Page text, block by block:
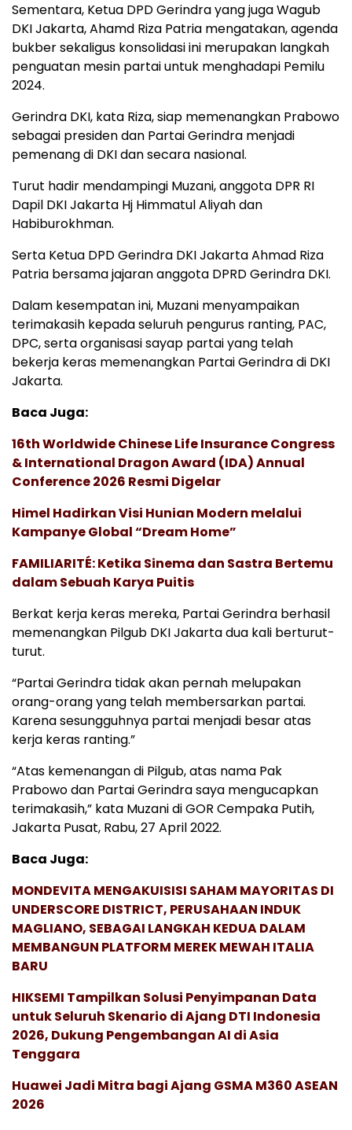
Sementara, Ketua DPD Gerindra yang juga Wagub
DKI Jakarta, Ahamd Riza Patria mengatakan, agenda
bukber sekaligus konsolidasi ini merupakan langkah
penguatan mesin partai untuk menghadapi Pemilu
2024.
Gerindra DKI, kata Riza, siap memenangkan Prabowo
sebagai presiden dan Partai Gerindra menjadi
pemenang di DKI dan secara nasional.
Turut hadir mendampingi Muzani, anggota DPR RI
Dapil DKI Jakarta Hj Himmatul Aliyah dan
Habiburokhman.
Serta Ketua DPD Gerindra DKI Jakarta Ahmad Riza
Patria bersama jajaran anggota DPRD Gerindra DKI.
Dalam kesempatan ini, Muzani menyampaikan
terimakasih kepada seluruh pengurus ranting, PAC,
DPC, serta organisasi sayap partai yang telah
bekerja keras memenangkan Partai Gerindra di DKI
Jakarta.
Baca Juga:
16th Worldwide Chinese Life Insurance Congress
& International Dragon Award (IDA) Annual
Conference 2026 Resmi Digelar
Himel Hadirkan Visi Hunian Modern melalui
Kampanye Global “Dream Home”
FAMILIARITÉ: Ketika Sinema dan Sastra Bertemu
dalam Sebuah Karya Puitis
Berkat kerja keras mereka, Partai Gerindra berhasil
memenangkan Pilgub DKI Jakarta dua kali berturut-
turut.
“Partai Gerindra tidak akan pernah melupakan
orang-orang yang telah membersarkan partai.
Karena sesungguhnya partai menjadi besar atas
kerja keras ranting.”
“Atas kemenangan di Pilgub, atas nama Pak
Prabowo dan Partai Gerindra saya mengucapkan
terimakasih,” kata Muzani di GOR Cempaka Putih,
Jakarta Pusat, Rabu, 27 April 2022.
Baca Juga:
MONDEVITA MENGAKUISISI SAHAM MAYORITAS DI
UNDERSCORE DISTRICT, PERUSAHAAN INDUK
MAGLIANO, SEBAGAI LANGKAH KEDUA DALAM
MEMBANGUN PLATFORM MEREK MEWAH ITALIA
BARU
HIKSEMI Tampilkan Solusi Penyimpanan Data
untuk Seluruh Skenario di Ajang DTI Indonesia
2026, Dukung Pengembangan AI di Asia
Tenggara
Huawei Jadi Mitra bagi Ajang GSMA M360 ASEAN
2026